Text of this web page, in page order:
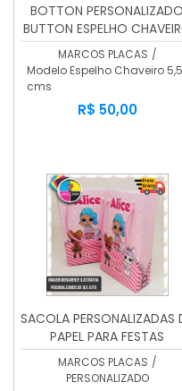
BOTTON PERSONALIZADO
BUTTON ESPELHO
5,5 CMS
MARCOS PLACAS /
Modelo Espelho Chaveiro 5,5
cms
R$ 50,00
SACOLA PERSONALIZADAS
PAPEL PARA FESTAS
MARCOS PLACAS /
PERSONALIZADO